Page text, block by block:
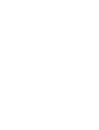
White Leather